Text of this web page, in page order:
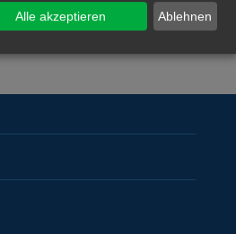
Ablehnen
Alle akzeptieren